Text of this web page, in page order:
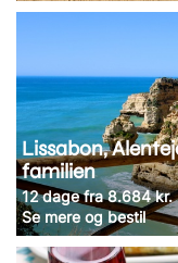
Lissabon,
familien
12 dage fra 8.684 kr.
Se mere og bestil